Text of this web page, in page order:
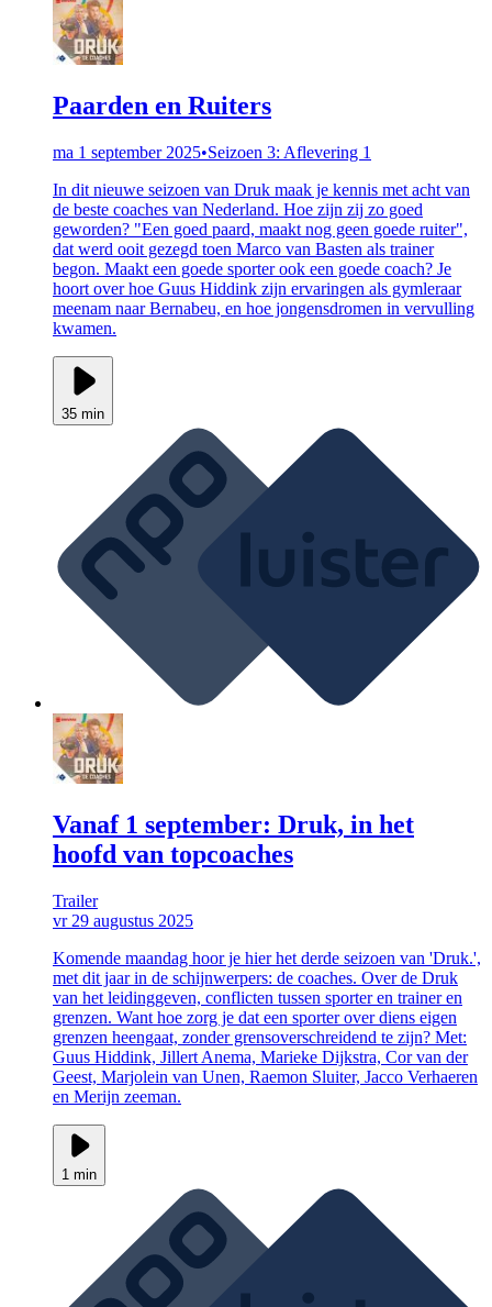
Paarden en Ruiters
ma 1 september 2025•Seizoen 3: Aflevering 1
In dit nieuwe seizoen van Druk maak je kennis met acht van
de beste coaches van Nederland. Hoe zijn zij zo goed
geworden? "Een goed paard, maakt nog geen goede ruiter",
dat werd ooit gezegd toen Marco van Basten als trainer
begon. Maakt een goede sporter ook een goede coach? Je
hoort over hoe Guus Hiddink zijn ervaringen als gymleraar
meenam naar Bernabeu, en hoe jongensdromen in vervulling
kwamen.
35 min
Vanaf 1 september: Druk, in het
hoofd van topcoaches
Trailer
vr 29 augustus 2025
Komende maandag hoor je hier het derde seizoen van 'Druk.',
met dit jaar in de schijnwerpers: de coaches. Over de Druk
van het leidinggeven, conflicten tussen sporter en trainer en
grenzen. Want hoe zorg je dat een sporter over diens eigen
grenzen heengaat, zonder grensoverschreidend te zijn? Met:
Guus Hiddink, Jillert Anema, Marieke Dijkstra, Cor van der
Geest, Marjolein van Unen, Raemon Sluiter, Jacco Verhaeren
en Merijn zeeman.
1 min